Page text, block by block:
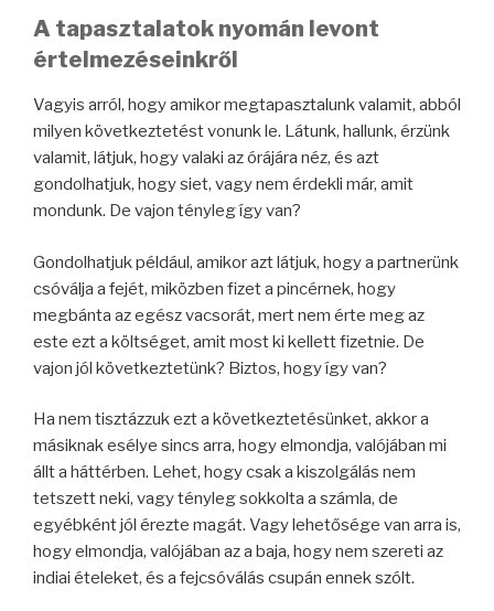
A tapasztalatok nyomán levont
értelmezéseinkről
Vagyis arról, hogy amikor megtapasztalunk valamit, abból
milyen következtetést vonunk le. Látunk, hallunk, érzünk
valamit, látjuk, hogy valaki az órájára néz, és azt
gondolhatjuk, hogy siet, vagy nem érdekli már, amit
mondunk. De vajon tényleg így van?
Gondolhatjuk például, amikor azt látjuk, hogy a partnerünk
csóválja a fejét, miközben fizet a pincérnek, hogy
megbánta az egész vacsorát, mert nem érte meg az
este ezt a költséget, amit most ki kellett fizetnie. De
vajon jól következtetünk? Biztos, hogy így van?
Ha nem tisztázzuk ezt a következtetésünket, akkor a
másiknak esélye sincs arra, hogy elmondja, valójában mi
állt a háttérben. Lehet, hogy csak a kiszolgálás nem
tetszett neki, vagy tényleg sokkolta a számla, de
egyébként jól érezte magát. Vagy lehetősége van arra is,
hogy elmondja, valójában az a baja, hogy nem szereti az
indiai ételeket, és a fejcsóválás csupán ennek szólt.